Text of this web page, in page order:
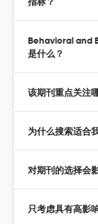
指标？
Behavioral and
是什么？
该期刊重点关注
为什么搜索适合
对期刊的选择会
只考虑具有高影